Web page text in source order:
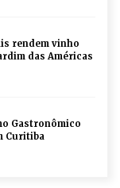
rendem vinho
das Américas
Gastronômico
Curitiba